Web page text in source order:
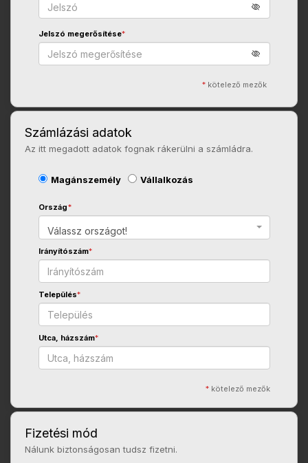
Jelszó megerősítése*
* kötelező mezők
Számlázási adatok
Az itt megadott adatok fognak rákerülni a számládra.
Magánszemély Vállalkozás
Ország*
Válassz országot!
Irányítószám*
Település*
Utca, házszám*
* kötelező mezők
Fizetési mód
Nálunk biztonságosan tudsz fizetni.